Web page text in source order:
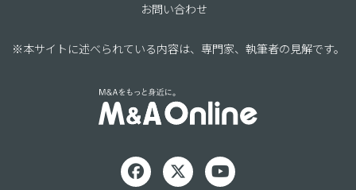
お問い合わせ
※本サイトに述べられている内容は、専門家、執筆者の見解です。